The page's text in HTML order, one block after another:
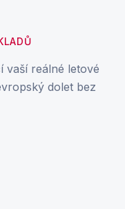
vaší reálné letové
dolet bez